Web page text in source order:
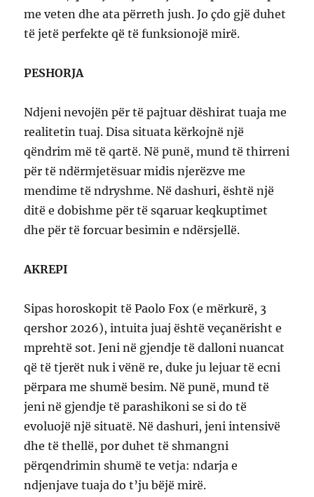
me veten dhe ata përreth jush. Jo çdo gjë duhet
të jetë perfekte që të funksionojë mirë.
PESHORJA
Ndjeni nevojën për të pajtuar dëshirat tuaja me
realitetin tuaj. Disa situata kërkojnë një
qëndrim më të qartë. Në punë, mund të thirreni
për të ndërmjetësuar midis njerëzve me
mendime të ndryshme. Në dashuri, është një
ditë e dobishme për të sqaruar keqkuptimet
dhe për të forcuar besimin e ndërsjellë.
AKREPI
Sipas horoskopit të Paolo Fox (e mërkurë, 3
qershor 2026), intuita juaj është veçanërisht e
mprehtë sot. Jeni në gjendje të dalloni nuancat
që të tjerët nuk i vënë re, duke ju lejuar të ecni
përpara me shumë besim. Në punë, mund të
jeni në gjendje të parashikoni se si do të
evoluojë një situatë. Në dashuri, jeni intensivë
dhe të thellë, por duhet të shmangni
përqendrimin shumë te vetja: ndarja e
ndjenjave tuaja do t’ju bëjë mirë.